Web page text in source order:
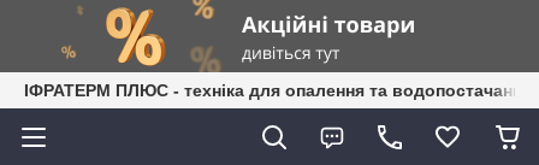
ІФРАТЕРМ ПЛЮС - техніка для опалення та водопостачання